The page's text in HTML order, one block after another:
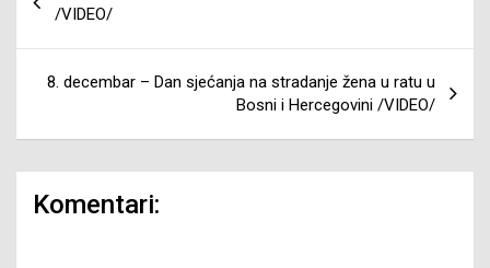
članaka
/VIDEO/
8. decembar – Dan sjećanja na stradanje žena u ratu u
Bosni i Hercegovini /VIDEO/
Komentari: